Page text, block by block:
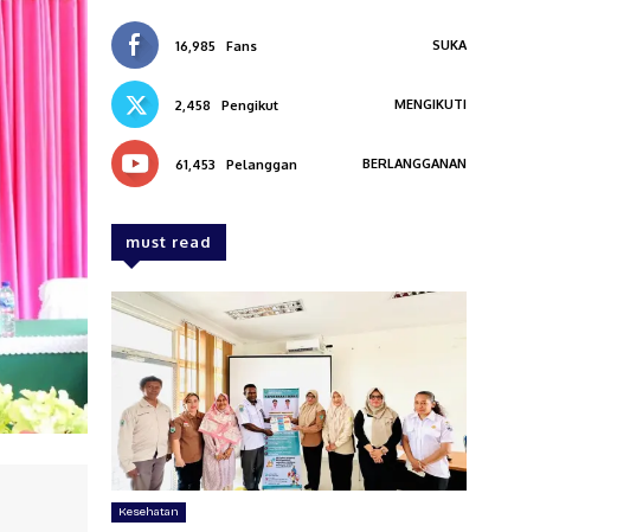
16,985 Fans SUKA
2,458 Pengikut MENGIKUTI
61,453 Pelanggan BERLANGGANAN
must read
Kesehatan